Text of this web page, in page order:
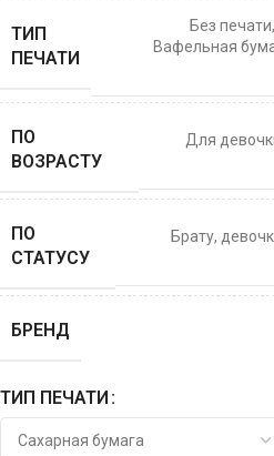
ТИП
ПЕЧАТИ
Без печати,
Вафельная
ПО
ВОЗРАСТУ
Для
ПО
СТАТУСУ
Брату,
БРЕНД
ТИП ПЕЧАТИ